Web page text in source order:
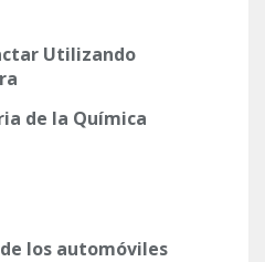
Utilizando
de la Química
los automóviles